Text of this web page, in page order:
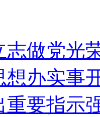
志做党光
想办实事
重要指示